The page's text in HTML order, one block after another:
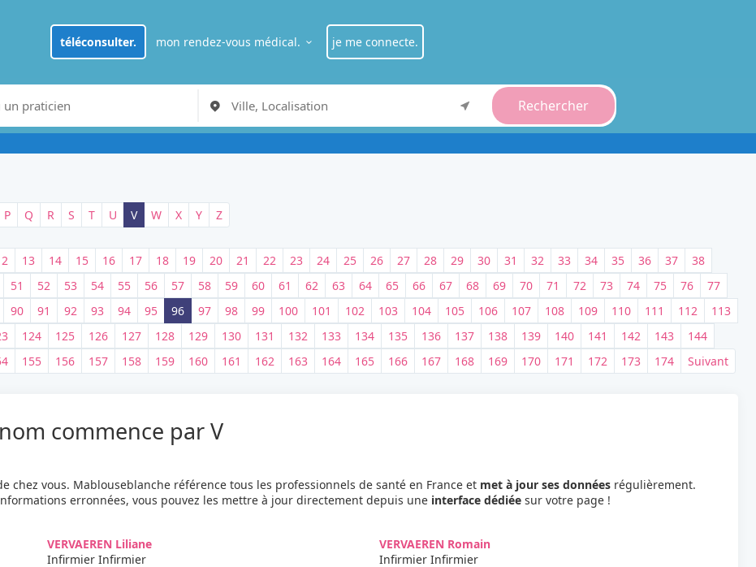
téléconsulter. mon rendez-vous médical.
je recherche autre chose
je me connecte.
Rechercher
P Q R S T U V W X Y Z
13 14 15 16 17 18 19 20 21 22 23 24 25 26 27 28 29 30 31 32 33 34 35 36 37
38
51 52 53 54 55 56 57 58 59 60 61 62 63 64 65 66 67 68 69 70 71 72 73 74 75 76
77
90 91 92 93 94 95 96 97 98 99 100 101 102 103 104 105 106 107 108 109 110 111 112
113
124 125 126 127 128 129 130 131 132 133 134 135 136 137 138 139 140 141 142 143
144
155 156 157 158 159 160 161 162 163 164 165 166 167 168 169 170 171 172 173 174 Suivant
commence par V
chez vous. Mablouseblanche référence tous les professionnels de santé en France et met à jour ses donnéesrégulièrement.
erronnées, vous pouvez les mettre à jour directement depuis une interface dédiéesur votre page !
VERVAEREN Liliane
Infirmier Infirmier
VERVAEREN Romain
Infirmier Infirmier